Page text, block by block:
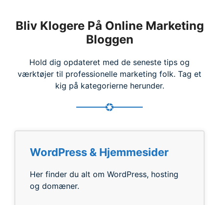
Bliv Klogere På Online Marketing
Bloggen
Hold dig opdateret med de seneste tips og
værktøjer til professionelle marketing folk. Tag et
kig på kategorierne herunder.
WordPress & Hjemmesider
Her finder du alt om WordPress, hosting
og domæner.